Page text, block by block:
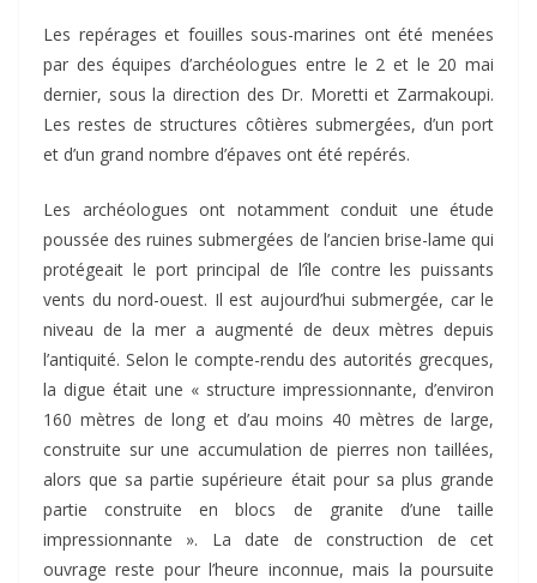
Les repérages et fouilles sous-marines ont été menées
par des équipes d’archéologues entre le 2 et le 20 mai
dernier, sous la direction des Dr. Moretti et Zarmakoupi.
Les restes de structures côtières submergées, d’un port
et d’un grand nombre d’épaves ont été repérés.
Les archéologues ont notamment conduit une étude
poussée des ruines submergées de l’ancien brise-lame qui
protégeait le port principal de l’île contre les puissants
vents du nord-ouest. Il est aujourd’hui submergée, car le
niveau de la mer a augmenté de deux mètres depuis
l’antiquité. Selon le compte-rendu des autorités grecques,
la digue était une « structure impressionnante, d’environ
160 mètres de long et d’au moins 40 mètres de large,
construite sur une accumulation de pierres non taillées,
alors que sa partie supérieure était pour sa plus grande
partie construite en blocs de granite d’une taille
impressionnante ». La date de construction de cet
ouvrage reste pour l’heure inconnue, mais la poursuite